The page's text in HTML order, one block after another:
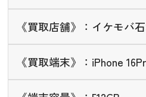
《買取店舗》：イケモバ
《買取端末》：iPhone